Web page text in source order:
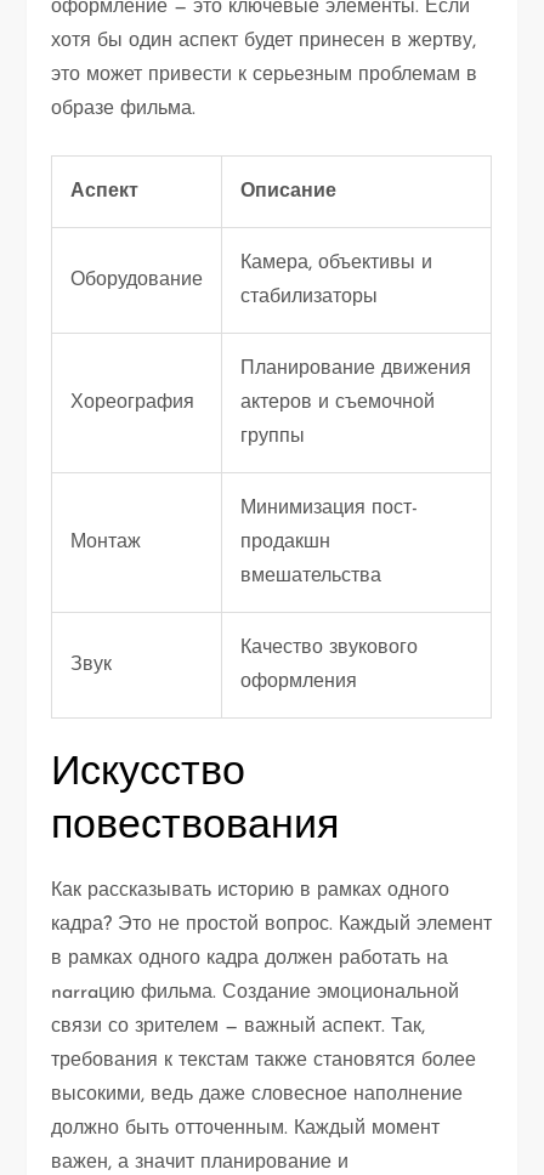
оформление — это ключевые элементы. Если
хотя бы один аспект будет принесен в жертву,
это может привести к серьезным проблемам в
образе фильма.
Аспект Описание
Оборудование
Камера, объективы и
стабилизаторы
Хореография
Планирование движения
актеров и съемочной
группы
Монтаж
Минимизация пост-
продакшн
вмешательства
Звук
Качество звукового
оформления
Искусство
повествования
Как рассказывать историю в рамках одного
кадра? Это не простой вопрос. Каждый элемент
в рамках одного кадра должен работать на
narraцию фильма. Создание эмоциональной
связи со зрителем — важный аспект. Так,
требования к текстам также становятся более
высокими, ведь даже словесное наполнение
должно быть отточенным. Каждый момент
важен, а значит планирование и